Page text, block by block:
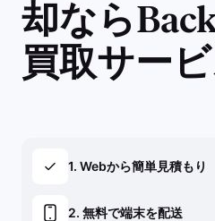
却なら
買取サービ
1. Webから簡単見積もり
2. 無料で端末を配送